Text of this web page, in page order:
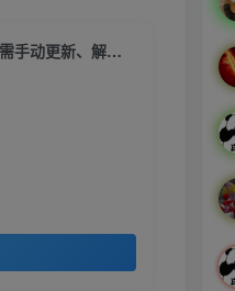
苹果CMS乐播版 无需繁琐安装、无需配置CK、无需手动更新、解压即可拥有自己的视频站